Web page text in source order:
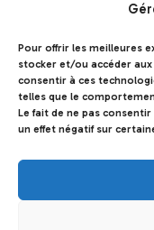
Pour offrir les meilleures
stocker et/ou accéder
consentir à ces
telles que le
Le fait de ne pas
un effet négatif sur